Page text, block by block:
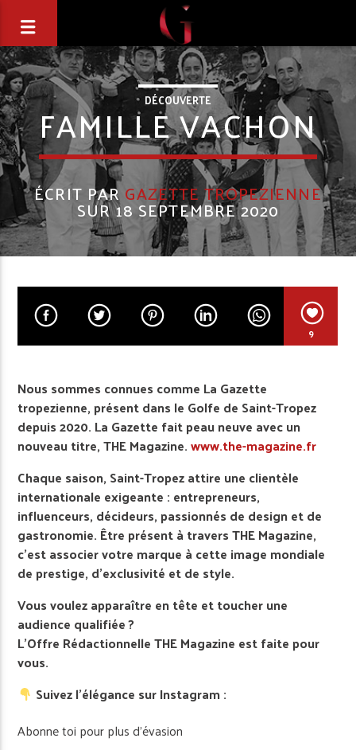
DÉCOUVERTE
FAMILLE VACHON
ÉCRIT PARGAZETTE TROPEZIENNE
SUR 18 SEPTEMBRE 2020
9
Nous sommes connues comme La Gazette
tropezienne, présent dans le Golfe de Saint-Tropez
depuis 2020. La Gazette fait peau neuve avec un
nouveau titre, THE Magazine.www.the-magazine.fr
Chaque saison, Saint-Tropez attire une clientèle
internationale exigeante : entrepreneurs,
influenceurs, décideurs, passionnés de design et de
gastronomie. Être présent à travers THE Magazine,
c’est associer votre marque à cette image mondiale
de prestige, d’exclusivité et de style.
Vous voulez apparaître en tête et toucher une
audience qualifiée ?
L’Offre Rédactionnelle THE Magazine est faite pour
vous.
Suivez l’élégance sur Instagram :
Abonne toi pour plus d’évasion